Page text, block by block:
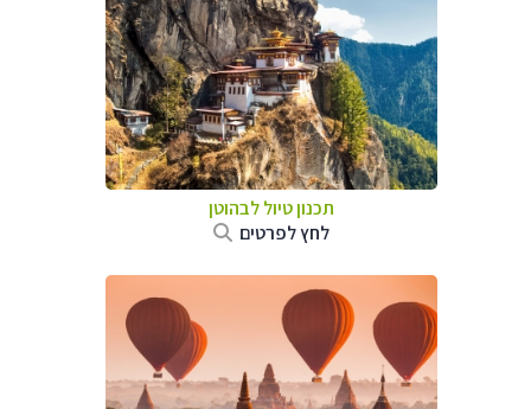
תכנון טיול לבהוטן
לחץ לפרטים